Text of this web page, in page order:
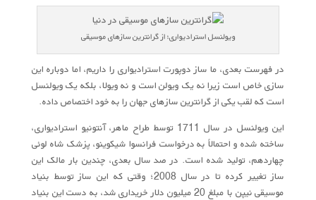
ویولنسل استرادیواری؛ از گرانترین سازهای موسیقی
در فهرست بعدی، ما ساز دوپورت استرادیواری را داریم، اما دوباره این
سازی خاص است زیرا نه یک ویولن است و نه ویولا، بلکه یک ویولنسل
است که لقب یکی از گرانترین سازهای جهان را به خود اختصاص داده.
این ویولنسل در سال 1711 توسط طراح ماهر، آنتونیو استرادیواری،
ساخته شده و احتمالاً به درخواست فرانسوا شیکوینو، پزشک شاه لوئی
چهاردهم، تولید شده است. در صد سال بعدی، چندین بار مالک این
ساز تغییر کرده تا در سال 2008؛ وقتی که این ساز توسط بنیاد
موسیقی نیپن با مبلغ 20 میلیون دلار خریداری شد، به دست این بنیاد